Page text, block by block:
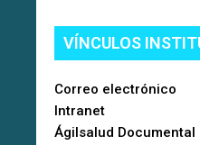
VÍNCULOS
Correo electrónico
Intranet
Ágilsalud Documental